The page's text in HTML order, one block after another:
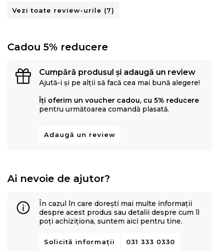
Vezi toate review-urile (7)
Cadou 5% reducere
Cumpără produsul și adaugă un review
Ajută-i și pe alții să facă cea mai bună alegere!
Îți oferim un voucher cadou, cu 5% reducere
pentru următoarea comandă plasată.
Adaugă un review
Ai nevoie de ajutor?
În cazul în care dorești mai multe informații
despre acest produs sau detalii despre cum îl
poți achiziționa, suntem aici pentru tine.
Solicită informații 031 333 0330